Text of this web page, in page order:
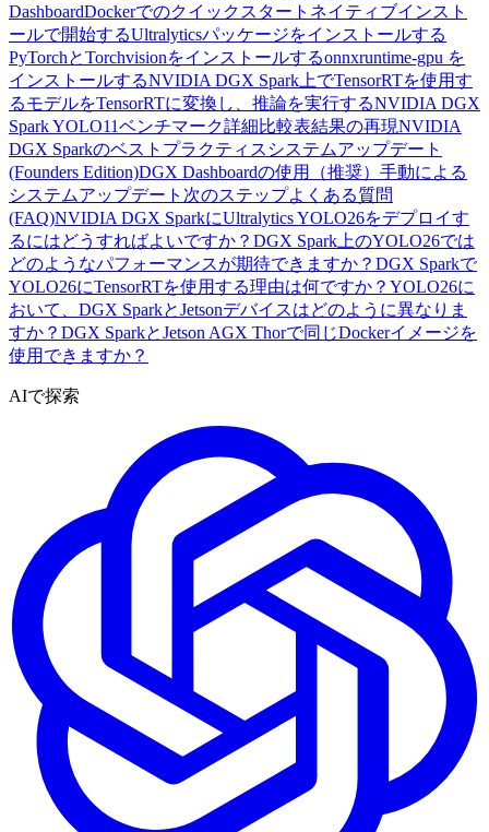
DashboardDockerでのクイックスタート ネイティブインスト
ールで開始するUltralyticsパッケージをインストールする
PyTorchとTorchvisionをインストールするonnxruntime-gpu を
インストールするNVIDIA DGX Spark上でTensorRTを使用す
るモデルをTensorRTに変換し、推論を実行するNVIDIA DGX
Spark YOLO11ベンチマーク詳細比較表結果の再現NVIDIA
DGX Sparkのベストプラクティス システムアップデート
(Founders Edition)DGX Dashboardの使用（推奨） 手動による
システムアップデート 次のステップよくある質問
(FAQ)NVIDIA DGX SparkにUltralytics YOLO26をデプロイす
るにはどうすればよいですか？ DGX Spark上のYOLO26では
どのようなパフォーマンスが期待できますか？ DGX Sparkで
YOLO26にTensorRTを使用する理由は何ですか？ YOLO26に
おいて、DGX SparkとJetsonデバイスはどのように異なりま
すか？ DGX SparkとJetson AGX Thorで同じDockerイメージを
使用できますか？
AIで探索